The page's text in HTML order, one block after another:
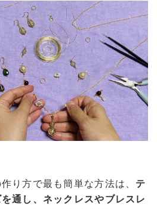
り方で最も簡単な方法は、 テ
通し、ネックレスやブレスレ